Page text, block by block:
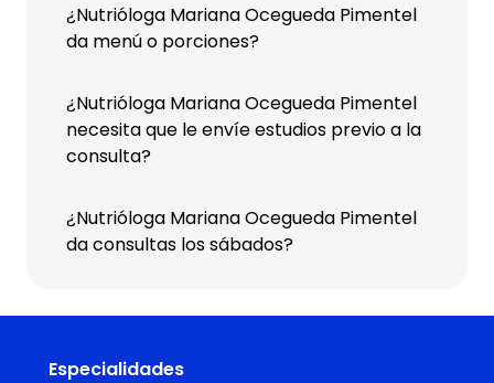
¿Nutrióloga Mariana Ocegueda Pimentel
da menú o porciones?
¿Nutrióloga Mariana Ocegueda Pimentel
necesita que le envíe estudios previo a la
consulta?
¿Nutrióloga Mariana Ocegueda Pimentel
da consultas los sábados?
Especialidades